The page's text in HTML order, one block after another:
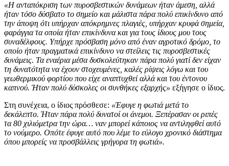
«Η ανταπόκριση των πυροσβεστικών δυνάμεων ήταν άμεση, αλλά
ήταν τόσο δύσβατο το σημείο και μάλιστα πάρα πολύ επικίνδυνο από
την άποψη ότι υπήρχαν απόκρημνες πλαγιές, υπήρχαν κρυφά σημεία,
φαράγγια τα οποία ήταν επικίνδυνα και για τους ίδιους μου τους
συναδέλφους. Υπήρχε πρόσβαση μόνο από έναν αγροτικό δρόμο, το
οποίο ήταν πραγματικά επικίνδυνο να στείλεις τις πυροσβεστικές
δυνάμεις. Τα εναέρια μέσα δυσκολεύτηκαν πάρα πολύ γιατί δεν είχαν
τη δυνατότητα να έχουν στοχευμένες, καλές ρίψεις λόγω και του
γεωθερμικού φορτίου που είχε αναπτυχθεί αλλά και του έντονου
καπνού. Ήταν πολύ δύσκολες οι συνθήκες εξαρχής» εξήγησε ο ίδιος.
Στη συνέχεια, ο ίδιος πρόσθεσε: «Έφυγε η φωτιά μετά το
δεκάλεπτο. Ήταν πάρα πολύ δυνατοί οι άνεμοι. Ξεπέρασαν οι ριπές
τα 80 χιλιόμετρα την ώρα… ναν μπορεί κάποιος να αντιληφθεί αυτό
το νούμερο. Οπότε έφυγε αυτό που λέμε το εύλογο χρονικό διάστημα
όπου μπορείς να προσβάλλεις γρήγορα τη φωτιά».